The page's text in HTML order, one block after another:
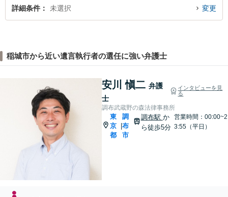
詳細条件 未選択 変更
稲城市から近い遺言執行者の選任に強い弁護士
安川 愼二 弁護
士
インタビューを見
る
調布武蔵野の森法律事務所
東
京
都
調
布
市
調布駅 か
ら徒歩5分
営業時間：00:00~2
3:55（平日）